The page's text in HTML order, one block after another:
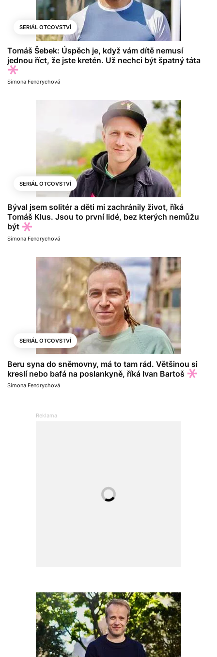
SERIÁL OTCOVSTVÍ
Tomáš Šebek: Úspěch je, když vám dítě nemusí
jednou říct, že jste kretén. Už nechci být špatný táta
Simona Fendrychová
SERIÁL OTCOVSTVÍ
Býval jsem solitér a děti mi zachránily život, říká
Tomáš Klus. Jsou to první lidé, bez kterých nemůžu
být
Simona Fendrychová
SERIÁL OTCOVSTVÍ
Beru syna do sněmovny, má to tam rád. Většinou si
kreslí nebo bafá na poslankyně, říká Ivan Bartoš
Simona Fendrychová